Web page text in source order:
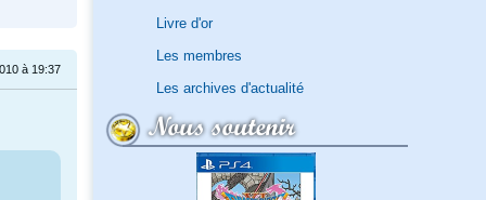
Livre d'or
Les membres
Les archives d'actualité
Nous soutenir
à 19:37